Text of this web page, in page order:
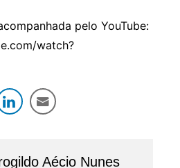
pelo YouTube:
watch?
Aécio Nunes